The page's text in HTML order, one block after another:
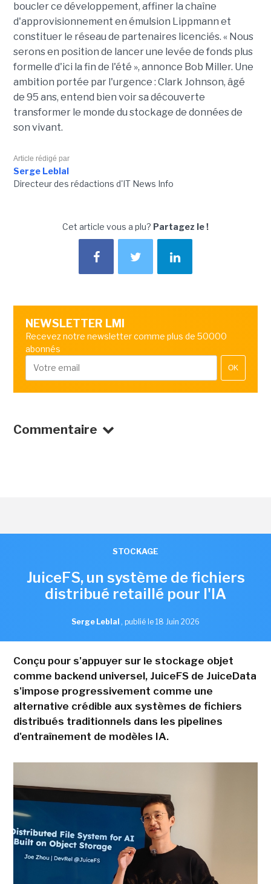
boucler ce développement, affiner la chaîne
d'approvisionnement en émulsion Lippmann et
constituer le réseau de partenaires licenciés. « Nous
serons en position de lancer une levée de fonds plus
formelle d'ici la fin de l'été », annonce Bob Miller. Une
ambition portée par l'urgence : Clark Johnson, âgé
de 95 ans, entend bien voir sa découverte
transformer le monde du stockage de données de
son vivant.
Article rédigé par
Serge Leblal
Directeur des rédactions d'IT News Info
Cet article vous a plu? Partagez le !
NEWSLETTER LMI
Recevez notre newsletter comme plus de 50000
abonnés
OK
Commentaire
STOCKAGE
JuiceFS, un système de fichiers
distribué retaillé pour l'IA
Serge Leblal , publié le 18 Juin 2026
Conçu pour s'appuyer sur le stockage objet
comme backend universel, JuiceFS de JuiceData
s'impose progressivement comme une
alternative crédible aux systèmes de fichiers
distribués traditionnels dans les pipelines
d'entraînement de modèles IA.